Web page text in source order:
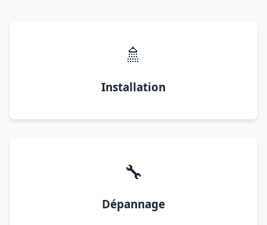
🚿
Installation
🔧
Dépannage